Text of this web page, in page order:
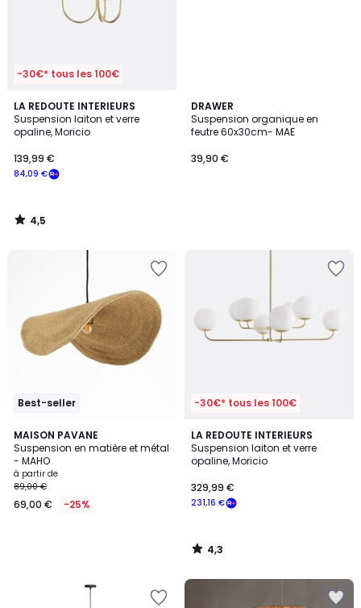
-30€* tous les 100€
LA REDOUTE INTERIEURS
Suspension laiton et verre
opaline, Moricio
84,09 €
139,99 €
4,5
/ 5
4,5
/
DRAWER
Suspension organique en
feutre 60x30cm- MAE
39,90 €
Best-seller
MAISON PAVANE
Suspension en matière et métal
- MAHO
à partir de
89,00 €
69,00 € -25%
-30€* tous les 100€
LA REDOUTE INTERIEURS
Suspension laiton et verre
opaline, Moricio
231,16 €
329,99 €
4,3
/ 5
4,3
/